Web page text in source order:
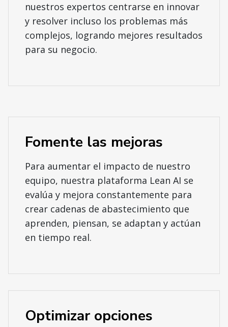
nuestros expertos centrarse en innovar
y resolver incluso los problemas más
complejos, logrando mejores resultados
para su negocio.
Fomente las mejoras
Para aumentar el impacto de nuestro
equipo, nuestra plataforma Lean AI se
evalúa y mejora constantemente para
crear cadenas de abastecimiento que
aprenden, piensan, se adaptan y actúan
en tiempo real.
Optimizar opciones